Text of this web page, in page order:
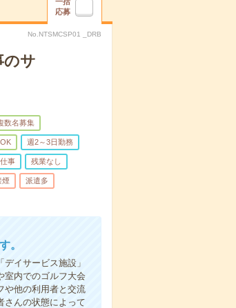
応募
No.NTSMCSP01 _DRB
のサ
数名募集
週2～3日勤務
事 残業なし
煙 派遣多
。
イサービス施設」
室内でのゴルフ大会
や他の利用者と交流
さんの状態によって